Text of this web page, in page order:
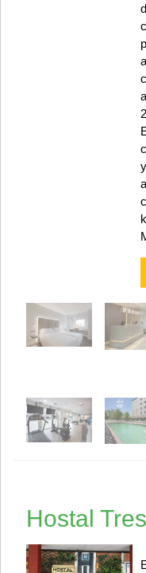
Hostal